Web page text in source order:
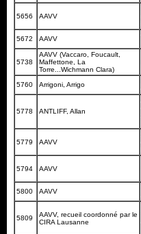
5656 AAVV
5672 AAVV
5738
AAVV (Vaccaro, Foucault,
Maffettone, La
Torre...Wichmann Clara)
5760 Arrigoni, Arrigo
5778 ANTLIFF, Allan
5779 AAVV
5794 AAVV
5800 AAVV
5809
AAVV, recueil coordonné par le
CIRA Lausanne